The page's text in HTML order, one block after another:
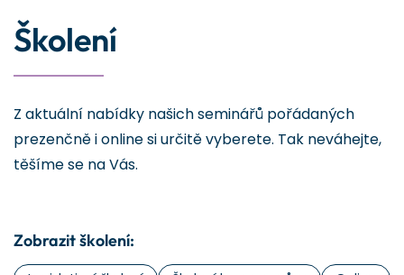
Školení
Z aktuální nabídky našich seminářů pořádaných
prezenčně i online si určitě vyberete. Tak neváhejte,
těšíme se na Vás.
Zobrazit školení: